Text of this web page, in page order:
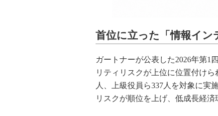
首位に立った「情報イン
ガートナーが公表した2026年第1
リティリスクが上位に位置付け
人、上級役員ら337人を対象に実
リスクが順位を上げ、低成長経